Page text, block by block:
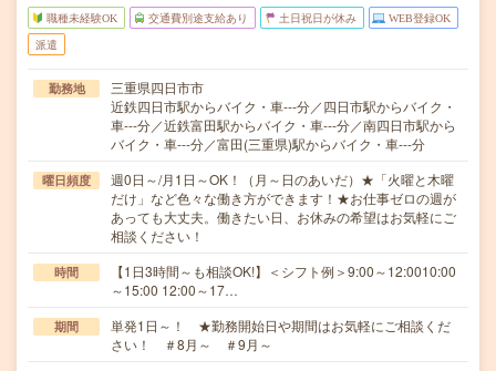
職種未経験OK 交通費別途支給あり 土日祝日が休み WEB登録OK
派遣
勤務地
三重県四日市市
近鉄四日市駅からバイク・車---分／四日市駅からバイク・
車---分／近鉄富田駅からバイク・車---分／南四日市駅から
バイク・車---分／富田(三重県)駅からバイク・車---分
曜日頻度
週0日～/月1日～OK！（月～日のあいだ）★「火曜と木曜
だけ」など色々な働き方ができます！★お仕事ゼロの週が
あっても大丈夫。働きたい日、お休みの希望はお気軽にご
相談ください！
時間
【1日3時間～も相談OK!】＜シフト例＞9:00～12:0010:00
～15:00 12:00～17…
期間
単発1日～！ ★勤務開始日や期間はお気軽にご相談くだ
さい！ ＃8月～ ＃9月～